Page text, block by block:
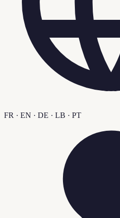
FR · EN · DE · LB · PT